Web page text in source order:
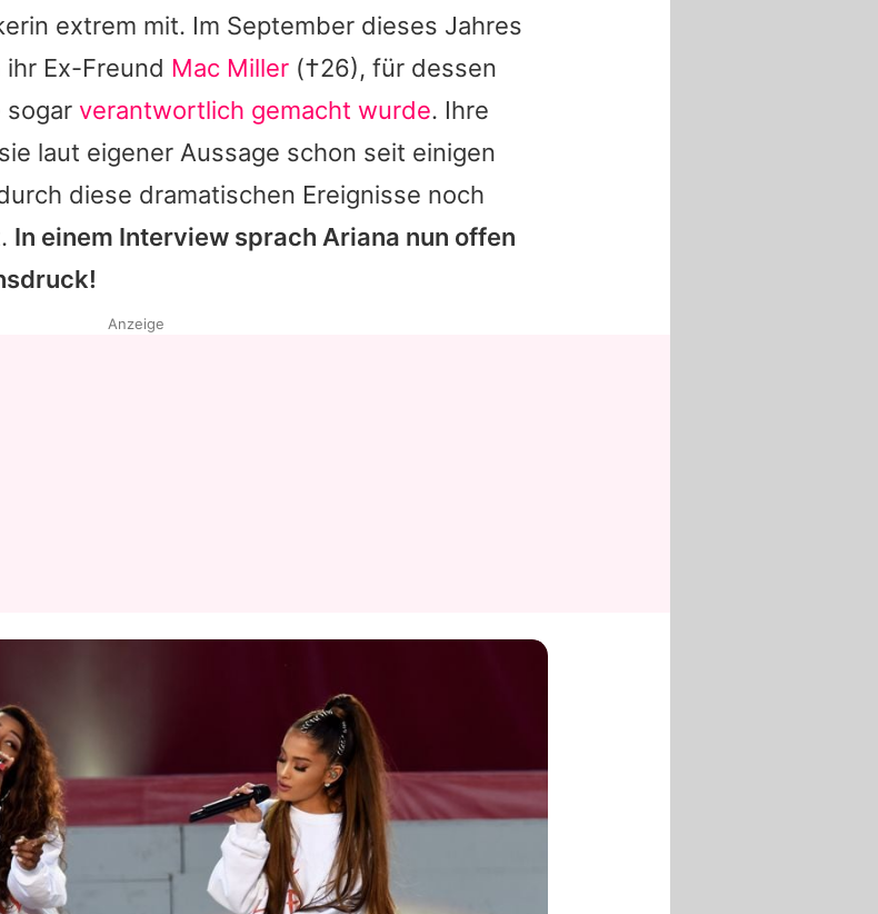
extrem mit. Im September dieses Jahres
Ex-Freund Mac Miller (†26), für dessen
sogar verantwortlich gemacht wurde. Ihre
laut eigener Aussage schon seit einigen
diese dramatischen Ereignisse noch
In einem Interview sprach Ariana nun offen
Anzeige